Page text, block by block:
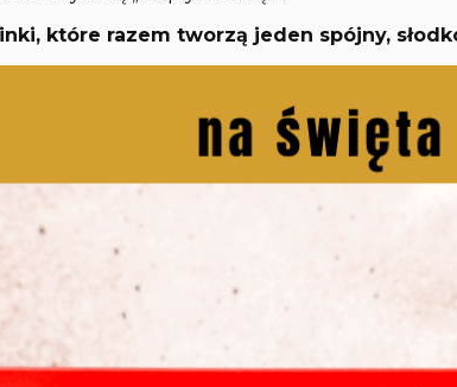
które razem tworzą jeden spójny,